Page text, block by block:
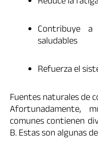
Contribuye
saludables
Refuerza el
Fuentes naturales de
Afortunadamente,
comunes contienen
B. Estas son algunas